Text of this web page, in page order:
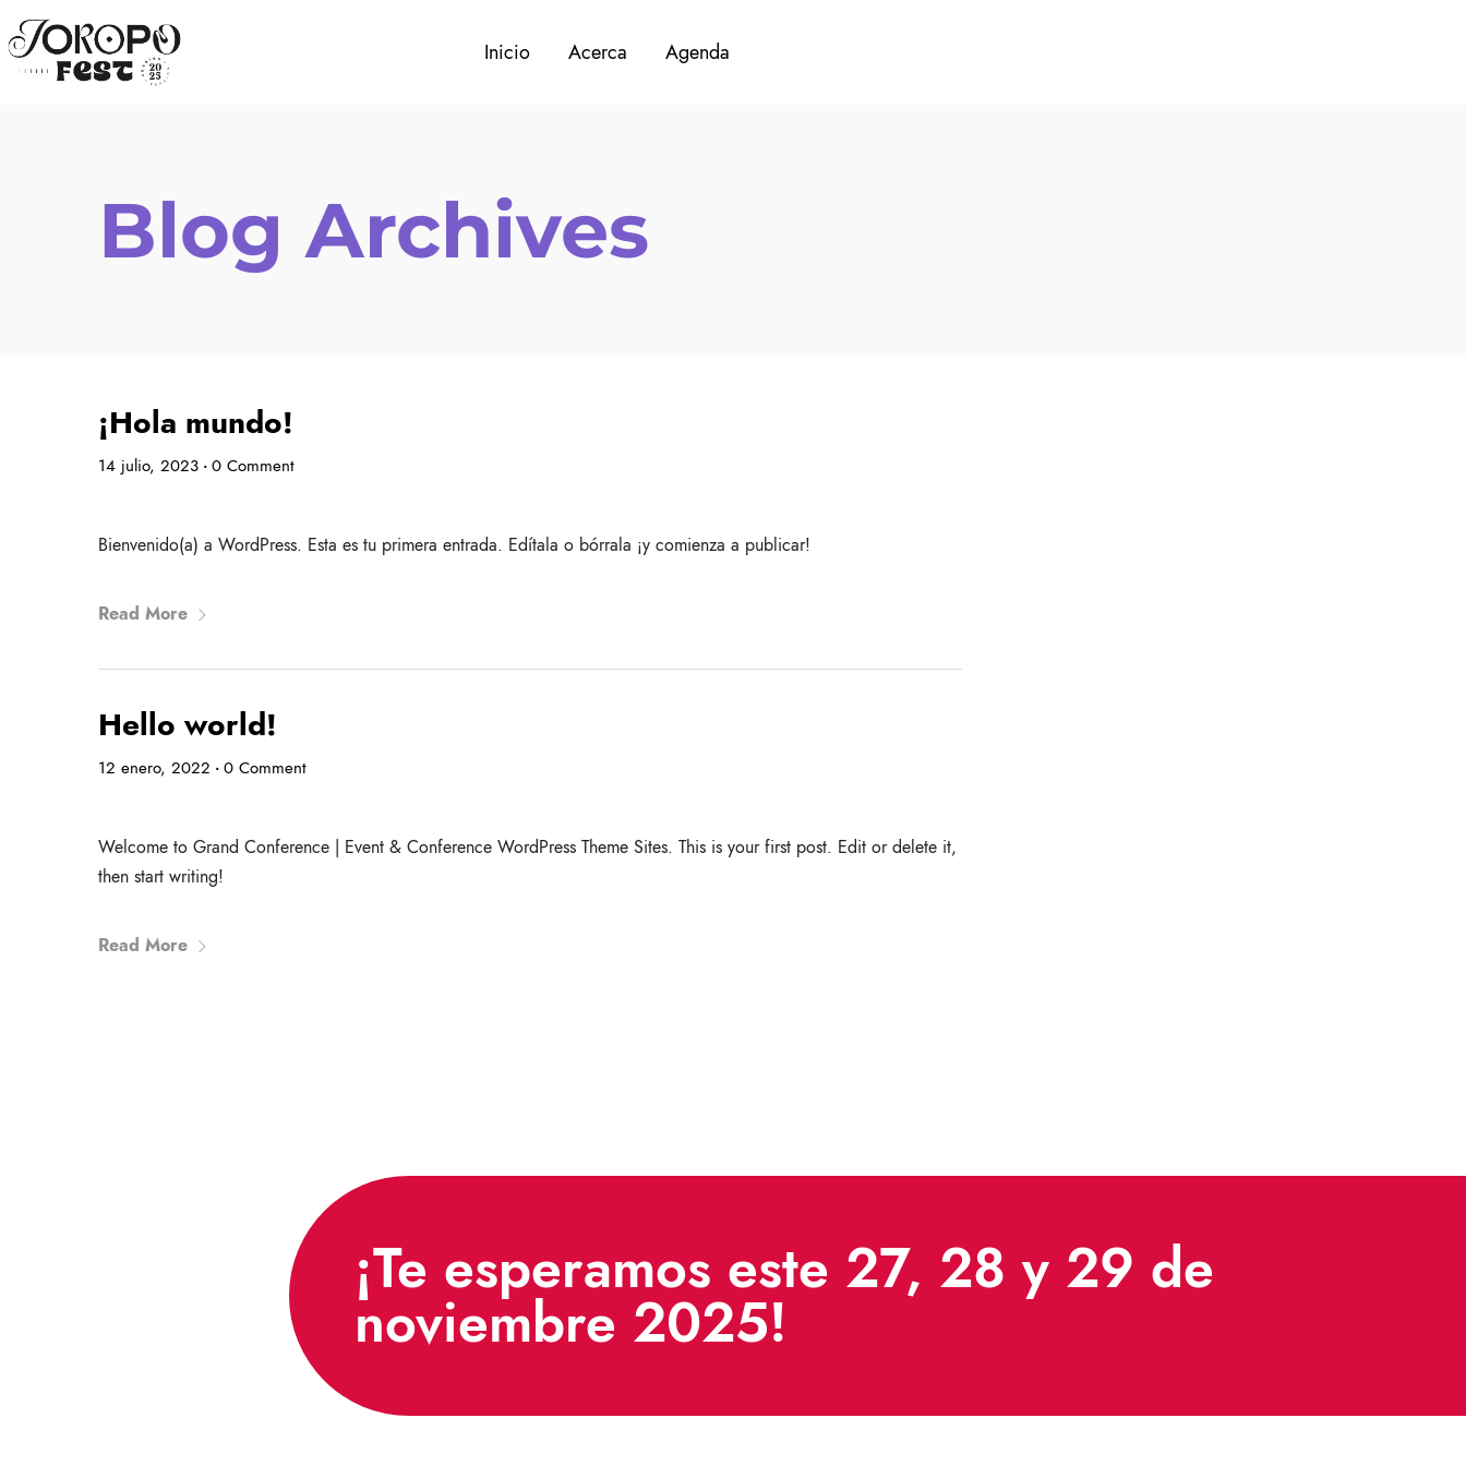
Inicio Acerca Agenda
Blog Archives
¡Hola mundo!
14 julio, 2023 • 0 Comment
Bienvenido(a) a WordPress. Esta es tu primera entrada. Edítala o bórrala ¡y comienza a publicar!
Read More
Hello world!
12 enero, 2022 • 0 Comment
Welcome to Grand Conference | Event & Conference WordPress Theme Sites. This is your first post. Edit or delete it,
then start writing!
Read More
¡Te esperamos este 27, 28 y 29 de
noviembre 2025!